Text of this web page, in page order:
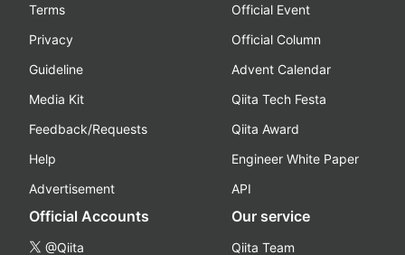
Terms
Privacy
Guideline
Media Kit
Feedback/Requests
Help
Advertisement
Official Event
Official Column
Advent Calendar
Qiita Tech Festa
Qiita Award
Engineer White Paper
API
Official Accounts
@Qiita
Our service
Qiita Team